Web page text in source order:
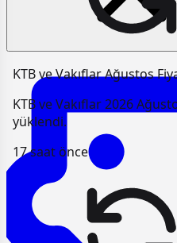
KTB ve Vakıflar Ağustos
KTB ve Vakıflar 2026
yüklendi.
17 saat önce